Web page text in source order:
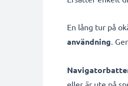
En lång tur på
användning. Ger
eller är ute på